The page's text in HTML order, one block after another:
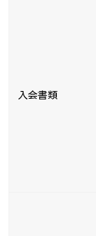
入会書類